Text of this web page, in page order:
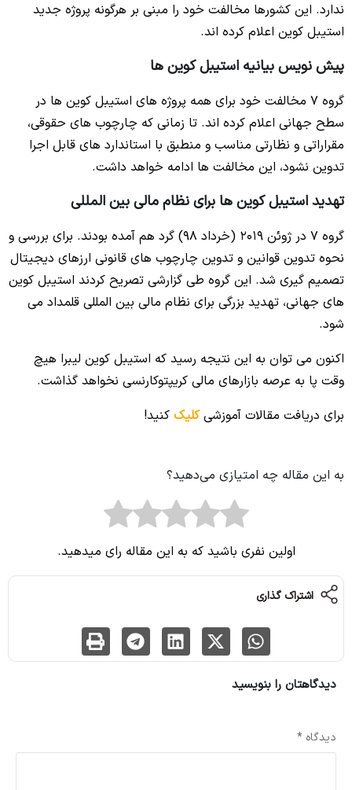
ندارد. این کشورها مخالفت خود را مبنی بر هرگونه پروژه جدید
استیبل کوین اعلام کرده اند.
پیش نویس بیانیه استیبل کوین ها
گروه 7 مخالفت خود برای همه پروژه های استیبل کوین ها در
سطح جهانی اعلام کرده اند. تا زمانی که چارچوب های حقوقی،
مقراراتی و نظارتی مناسب و منطبق با استاندارد های قابل اجرا
تدوین نشود، این مخالفت ها ادامه خواهد داشت.
تهدید استیبل کوین ها برای نظام مالی بین المللی
گروه 7 در ژوئن 2019 (خرداد 98) گرد هم آمده بودند. برای بررسی و
نحوه تدوین قوانین و تدوین چارچوب های قانونی ارزهای دیجیتال
تصمیم گیری شد. این گروه طی گزارشی تصریح کردند استیبل کوین
های جهانی، تهدید بزرگی برای نظام مالی بین المللی قلمداد می
شود.
اکنون می توان به این نتیجه رسید که استیبل کوین لیبرا هیچ
وقت پا به عرصه بازارهای مالی کریپتوکارنسی نخواهد گذاشت.
برای دریافت مقالات آموزشیکلیک کنید!
به این مقاله چه امتیازی می‌دهید؟
اولین نفری باشید که به این مقاله رای میدهید.
اشتراک گذاری
دیدگاهتان را بنویسید
دیدگاه *